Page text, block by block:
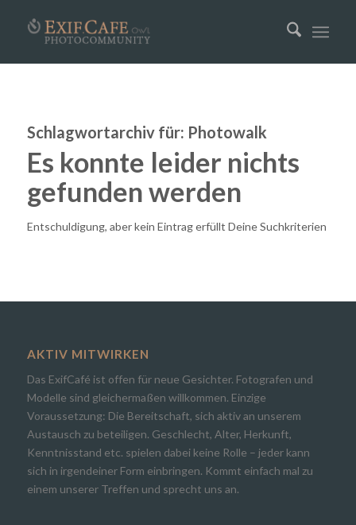
Schlagwortarchiv für: Photowalk
Es konnte leider nichts
gefunden werden
Entschuldigung, aber kein Eintrag erfüllt Deine Suchkriterien
AKTIV MITWIRKEN
Das ExifCafé ist offen für neue Gesichter. Fotografen und
Modelle sind gleichermaßen willkommen. Einzige
Voraussetzung: Die Bereitschaft, sich aktiv an unserem
Austausch zu beteiligen. Geschlecht, Alter, Herkunft,
Kenntnisstand etc. spielen dabei keine Rolle – jeder kann
sich in irgendeiner Form einbringen. Kommt einfach mal zu
einem unserer Treffen und sprecht uns an.